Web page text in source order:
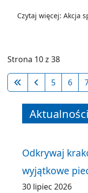
Czytaj więcej: Akcja
Strona 10 z 38
5 6
Aktualności
Odkrywaj
wyjątkowe
30 lipiec 2026